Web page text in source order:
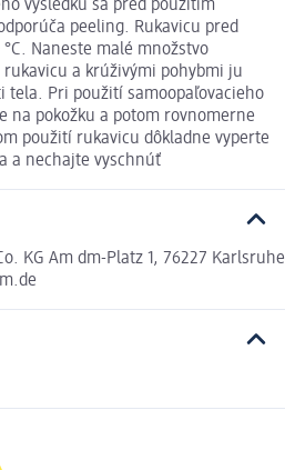
výsledku sa pred použitím
peeling. Rukavicu pred
Naneste malé množstvo
a krúživými pohybmi ju
tela. Pri použití samoopaľovacieho
na pokožku a potom rovnomerne
použití rukavicu dôkladne vyperte
a nechajte vyschnúť
KG Am dm-Platz 1, 76227 Karlsruhe